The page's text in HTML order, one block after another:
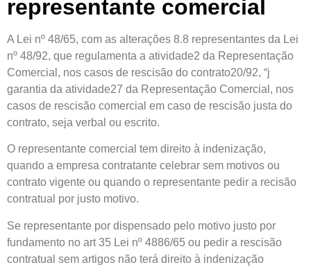
representante comercial
A Lei nº 48/65, com as alterações 8.8 representantes da Lei
nº 48/92, que regulamenta a atividade2 da Representação
Comercial, nos casos de rescisão do contrato20/92, “j
garantia da atividade27 da Representação Comercial, nos
casos de rescisão comercial em caso de rescisão justa do
contrato, seja verbal ou escrito.
O representante comercial tem direito à indenização,
quando a empresa contratante celebrar sem motivos ou
contrato vigente ou quando o representante pedir a recisão
contratual por justo motivo.
Se representante por dispensado pelo motivo justo por
fundamento no art 35 Lei nº 4886/65 ou pedir a rescisão
contratual sem artigos não terá direito à indenização